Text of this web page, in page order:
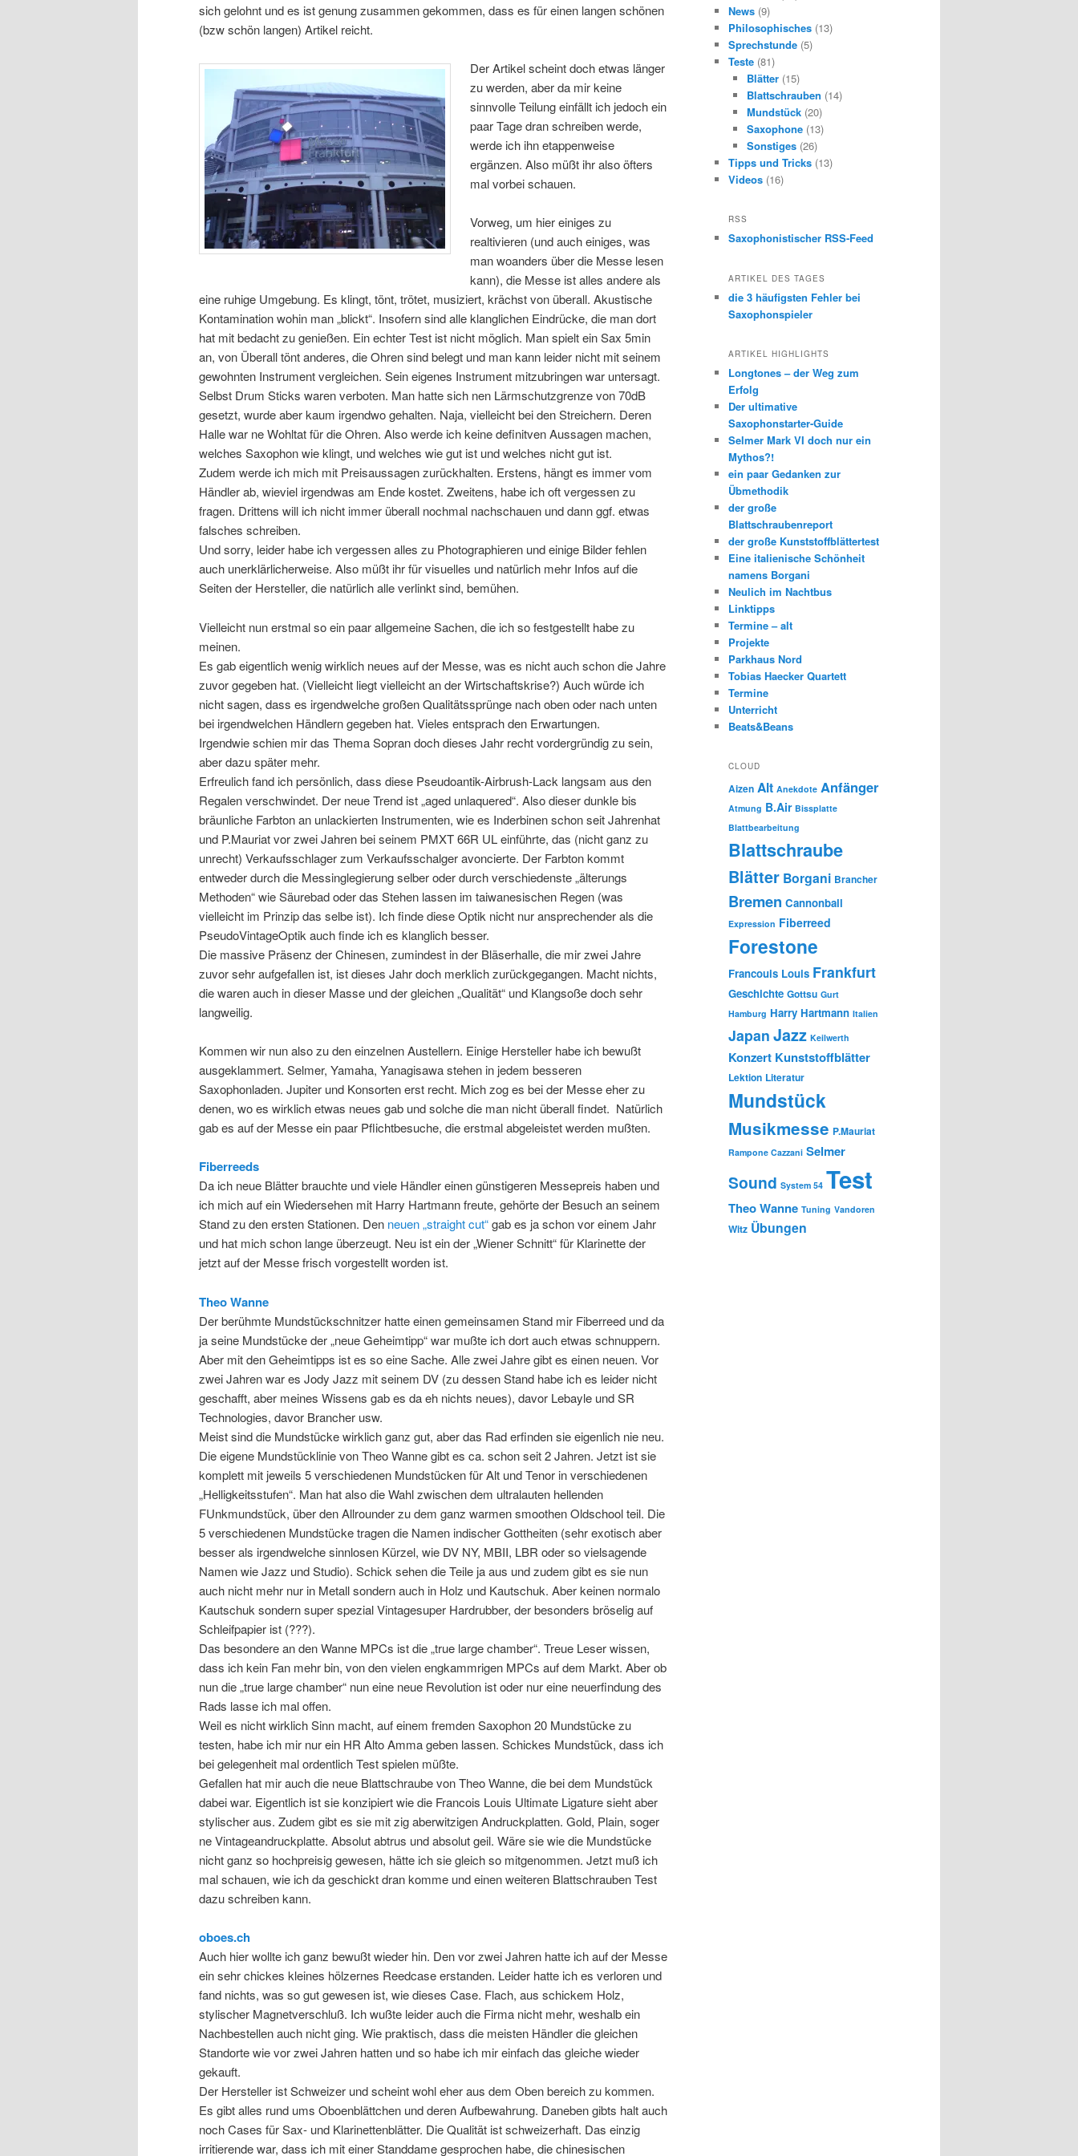
sich gelohnt und es ist genung zusammen gekommen, dass es für einen langen schönen
(bzw schön langen) Artikel reicht.
Der Artikel scheint doch etwas länger
zu werden, aber da mir keine
sinnvolle Teilung einfällt ich jedoch ein
paar Tage dran schreiben werde,
werde ich ihn etappenweise
ergänzen. Also müßt ihr also öfters
mal vorbei schauen.
Vorweg, um hier einiges zu
realtivieren (und auch einiges, was
man woanders über die Messe lesen
kann), die Messe ist alles andere als
eine ruhige Umgebung. Es klingt, tönt, trötet, musiziert, krächst von überall. Akustische
Kontamination wohin man „blickt“. Insofern sind alle klanglichen Eindrücke, die man dort
hat mit bedacht zu genießen. Ein echter Test ist nicht möglich. Man spielt ein Sax 5min
an, von Überall tönt anderes, die Ohren sind belegt und man kann leider nicht mit seinem
gewohnten Instrument vergleichen. Sein eigenes Instrument mitzubringen war untersagt.
Selbst Drum Sticks waren verboten. Man hatte sich nen Lärmschutzgrenze von 70dB
gesetzt, wurde aber kaum irgendwo gehalten. Naja, vielleicht bei den Streichern. Deren
Halle war ne Wohltat für die Ohren. Also werde ich keine definitven Aussagen machen,
welches Saxophon wie klingt, und welches wie gut ist und welches nicht gut ist.
Zudem werde ich mich mit Preisaussagen zurückhalten. Erstens, hängt es immer vom
Händler ab, wieviel irgendwas am Ende kostet. Zweitens, habe ich oft vergessen zu
fragen. Drittens will ich nicht immer überall nochmal nachschauen und dann ggf. etwas
falsches schreiben.
Und sorry, leider habe ich vergessen alles zu Photographieren und einige Bilder fehlen
auch unerklärlicherweise. Also müßt ihr für visuelles und natürlich mehr Infos auf die
Seiten der Hersteller, die natürlich alle verlinkt sind, bemühen.
Vielleicht nun erstmal so ein paar allgemeine Sachen, die ich so festgestellt habe zu
meinen.
Es gab eigentlich wenig wirklich neues auf der Messe, was es nicht auch schon die Jahre
zuvor gegeben hat. (Vielleicht liegt vielleicht an der Wirtschaftskrise?) Auch würde ich
nicht sagen, dass es irgendwelche großen Qualitätssprünge nach oben oder nach unten
bei irgendwelchen Händlern gegeben hat. Vieles entsprach den Erwartungen.
Irgendwie schien mir das Thema Sopran doch dieses Jahr recht vordergründig zu sein,
aber dazu später mehr.
Erfreulich fand ich persönlich, dass diese Pseudoantik-Airbrush-Lack langsam aus den
Regalen verschwindet. Der neue Trend ist „aged unlaquered“. Also dieser dunkle bis
bräunliche Farbton an unlackierten Instrumenten, wie es Inderbinen schon seit Jahrenhat
und P.Mauriat vor zwei Jahren bei seinem PMXT 66R UL einführte, das (nicht ganz zu
unrecht) Verkaufsschlager zum Verkaufsschalger avoncierte. Der Farbton kommt
entweder durch die Messinglegierung selber oder durch verschiedenste „älterungs
Methoden“ wie Säurebad oder das Stehen lassen im taiwanesischen Regen (was
vielleicht im Prinzip das selbe ist). Ich finde diese Optik nicht nur ansprechender als die
PseudoVintageOptik auch finde ich es klanglich besser.
Die massive Präsenz der Chinesen, zumindest in der Bläserhalle, die mir zwei Jahre
zuvor sehr aufgefallen ist, ist dieses Jahr doch merklich zurückgegangen. Macht nichts,
die waren auch in dieser Masse und der gleichen „Qualität“ und Klangsoße doch sehr
langweilig.
Kommen wir nun also zu den einzelnen Austellern. Einige Hersteller habe ich bewußt
ausgeklammert. Selmer, Yamaha, Yanagisawa stehen in jedem besseren
Saxophonladen. Jupiter und Konsorten erst recht. Mich zog es bei der Messe eher zu
denen, wo es wirklich etwas neues gab und solche die man nicht überall findet. Natürlich
gab es auf der Messe ein paar Pflichtbesuche, die erstmal abgeleistet werden mußten.
Fiberreeds
Da ich neue Blätter brauchte und viele Händler einen günstigeren Messepreis haben und
ich mich auf ein Wiedersehen mit Harry Hartmann freute, gehörte der Besuch an seinem
Stand zu den ersten Stationen. Den neuen „straight cut“gab es ja schon vor einem Jahr
und hat mich schon lange überzeugt. Neu ist ein der „Wiener Schnitt“ für Klarinette der
jetzt auf der Messe frisch vorgestellt worden ist.
Theo Wanne
Der berühmte Mundstückschnitzer hatte einen gemeinsamen Stand mir Fiberreed und da
ja seine Mundstücke der „neue Geheimtipp“ war mußte ich dort auch etwas schnuppern.
Aber mit den Geheimtipps ist es so eine Sache. Alle zwei Jahre gibt es einen neuen. Vor
zwei Jahren war es Jody Jazz mit seinem DV (zu dessen Stand habe ich es leider nicht
geschafft, aber meines Wissens gab es da eh nichts neues), davor Lebayle und SR
Technologies, davor Brancher usw.
Meist sind die Mundstücke wirklich ganz gut, aber das Rad erfinden sie eigenlich nie neu.
Die eigene Mundstücklinie von Theo Wanne gibt es ca. schon seit 2 Jahren. Jetzt ist sie
komplett mit jeweils 5 verschiedenen Mundstücken für Alt und Tenor in verschiedenen
„Helligkeitsstufen“. Man hat also die Wahl zwischen dem ultralauten hellenden
FUnkmundstück, über den Allrounder zu dem ganz warmen smoothen Oldschool teil. Die
5 verschiedenen Mundstücke tragen die Namen indischer Gottheiten (sehr exotisch aber
besser als irgendwelche sinnlosen Kürzel, wie DV NY, MBII, LBR oder so vielsagende
Namen wie Jazz und Studio). Schick sehen die Teile ja aus und zudem gibt es sie nun
auch nicht mehr nur in Metall sondern auch in Holz und Kautschuk. Aber keinen normalo
Kautschuk sondern super spezial Vintagesuper Hardrubber, der besonders bröselig auf
Schleifpapier ist (???).
Das besondere an den Wanne MPCs ist die „true large chamber“. Treue Leser wissen,
dass ich kein Fan mehr bin, von den vielen engkammrigen MPCs auf dem Markt. Aber ob
nun die „true large chamber“ nun eine neue Revolution ist oder nur eine neuerfindung des
Rads lasse ich mal offen.
Weil es nicht wirklich Sinn macht, auf einem fremden Saxophon 20 Mundstücke zu
testen, habe ich mir nur ein HR Alto Amma geben lassen. Schickes Mundstück, dass ich
bei gelegenheit mal ordentlich Test spielen müßte.
Gefallen hat mir auch die neue Blattschraube von Theo Wanne, die bei dem Mundstück
dabei war. Eigentlich ist sie konzipiert wie die Francois Louis Ultimate Ligature sieht aber
stylischer aus. Zudem gibt es sie mit zig aberwitzigen Andruckplatten. Gold, Plain, soger
ne Vintageandruckplatte. Absolut abtrus und absolut geil. Wäre sie wie die Mundstücke
nicht ganz so hochpreisig gewesen, hätte ich sie gleich so mitgenommen. Jetzt muß ich
mal schauen, wie ich da geschickt dran komme und einen weiteren Blattschrauben Test
dazu schreiben kann.
oboes.ch
Auch hier wollte ich ganz bewußt wieder hin. Den vor zwei Jahren hatte ich auf der Messe
ein sehr chickes kleines hölzernes Reedcase erstanden. Leider hatte ich es verloren und
fand nichts, was so gut gewesen ist, wie dieses Case. Flach, aus schickem Holz,
stylischer Magnetverschluß. Ich wußte leider auch die Firma nicht mehr, weshalb ein
Nachbestellen auch nicht ging. Wie praktisch, dass die meisten Händler die gleichen
Standorte wie vor zwei Jahren hatten und so habe ich mir einfach das gleiche wieder
gekauft.
Der Hersteller ist Schweizer und scheint wohl eher aus dem Oben bereich zu kommen.
Es gibt alles rund ums Oboenblättchen und deren Aufbewahrung. Daneben gibts halt auch
noch Cases für Sax- und Klarinettenblätter. Die Qualität ist schweizerhaft. Das einzig
irritierende war, dass ich mit einer Standdame gesprochen habe, die chinesischen
News (9)
Philosophisches (13)
Sprechstunde (5)
Teste (81)
Blätter(15)
Blattschrauben (14)
Mundstück(20)
Saxophone(13)
Sonstiges(26)
Tipps und Tricks (13)
Videos (16)
RSS
Saxophonistischer RSS-Feed
ARTIKEL DES TAGES
die 3 häufigsten Fehler bei
Saxophonspieler
ARTIKEL HIGHLIGHTS
Longtones – der Weg zum
Erfolg
Der ultimative
Saxophonstarter-Guide
Selmer Mark VI doch nur ein
Mythos?!
ein paar Gedanken zur
Übmethodik
der große
Blattschraubenreport
der große Kunststoffblättertest
Eine italienische Schönheit
namens Borgani
Neulich im Nachtbus
Linktipps
Termine – alt
Projekte
Parkhaus Nord
Tobias Haecker Quartett
Termine
Unterricht
Beats&Beans
CLOUD
Aizen Alt Anekdote Anfänger
Atmung B.Air Bissplatte
Blattbearbeitung
Blattschraube
Blätter Borgani Brancher
Bremen Cannonball
Expression Fiberreed
Forestone
Francouis Louis Frankfurt
Geschichte Gottsu Gurt
Hamburg Harry Hartmann Italien
Japan Jazz Keilwerth
Konzert Kunststoffblätter
Lektion Literatur
Mundstück
Musikmesse P.Mauriat
Rampone Cazzani Selmer
Sound System 54 Test
Theo Wanne Tuning Vandoren
Witz Übungen